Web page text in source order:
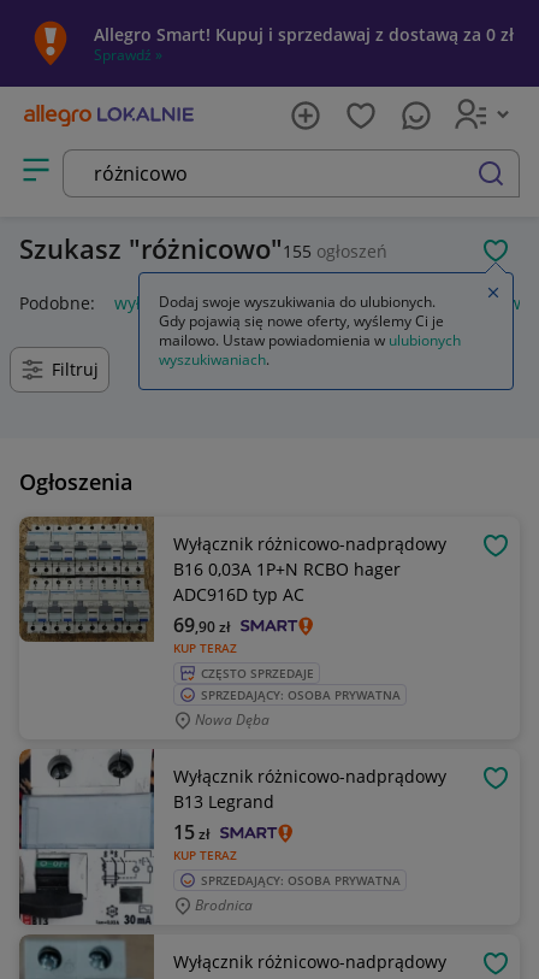
Allegro Smart! Kupuj i sprzedawaj z dostawą za 0 zł
Sprawdź »
Otwórz menu z kategoriami
szukaj
Szukasz różnicowo 155 ogłoszeń
Podobne:
wyłącznik różnicowoprądowy wyłącznik
Filtruj
Ogłoszenia
Wyłącznik różnicowo-nadprądowy
B16 0,03A 1P+N RCBO hager
ADC916D typ AC
KUP TERAZ
69,90zł
CZĘSTO SPRZEDAJE
SPRZEDAJĄCY: OSOBA PRYWATNA
Nowa Dęba
Wyłącznik różnicowo-nadprądowy
B13 Legrand
KUP TERAZ
15zł
SPRZEDAJĄCY: OSOBA PRYWATNA
Brodnica
Wyłącznik różnicowo-nadprądowy
Dodaj swoje wyszukiwania do ulubionych.
Gdy pojawią się nowe oferty, wyślemy Ci je
mailowo. Ustaw powiadomienia w ulubionych
wyszukiwaniach.